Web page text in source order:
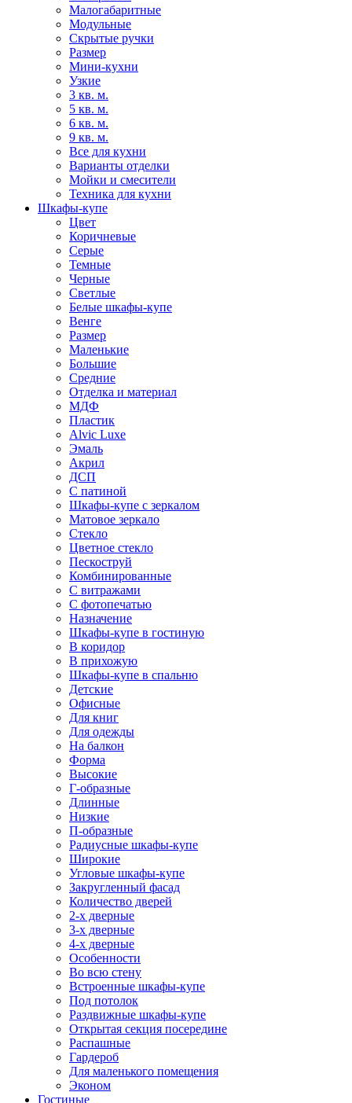
Малогабаритные
Модульные
Скрытые ручки
Размер
Мини-кухни
Узкие
3 кв. м.
5 кв. м.
6 кв. м.
9 кв. м.
Все для кухни
Варианты отделки
Мойки и смесители
Техника для кухни
Шкафы-купе
Цвет
Коричневые
Серые
Темные
Черные
Светлые
Белые шкафы-купе
Венге
Размер
Маленькие
Большие
Средние
Отделка и материал
МДФ
Пластик
Alvic Luxe
Эмаль
Акрил
ДСП
С патиной
Шкафы-купе с зеркалом
Матовое зеркало
Стекло
Цветное стекло
Пескоструй
Комбинированные
С витражами
С фотопечатью
Назначение
Шкафы-купе в гостиную
В коридор
В прихожую
Шкафы-купе в спальню
Детские
Офисные
Для книг
Для одежды
На балкон
Форма
Высокие
Г-образные
Длинные
Низкие
П-образные
Радиусные шкафы-купе
Широкие
Угловые шкафы-купе
Закругленный фасад
Количество дверей
2-х дверные
3-х дверные
4-х дверные
Особенности
Во всю стену
Встроенные шкафы-купе
Под потолок
Раздвижные шкафы-купе
Открытая секция посередине
Распашные
Гардероб
Для маленького помещения
Эконом
Гостиные